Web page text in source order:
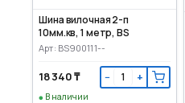
Шина вилочная 2-п
10мм.кв, 1 метр, BS
Арт: BS900111--
18 340 ₸ − +
В наличии